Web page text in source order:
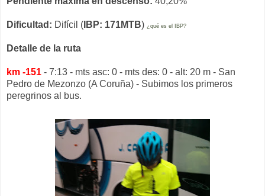
Dificultad: Difícil ( IBP: 171MTB) ¿qué es el IBP?
Detalle de la ruta
km -151 - 7:13 - mts asc: 0 - mts des: 0 - alt: 20 m - San
Pedro de Mezonzo (A Coruña) - Subimos los primeros
peregrinos al bus.